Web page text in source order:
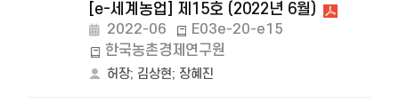
[e-세계농업] 제15호 (2022년 6월)
2022-06
E03e-20-e15
한국농촌경제연구원
허장; 김상현; 장혜진